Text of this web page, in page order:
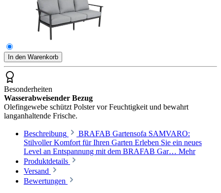
In den Warenkorb
Besonderheiten
Wasserabweisender Bezug
Olefingewebe schützt Polster vor Feuchtigkeit und bewahrt
langanhaltende Frische.
Beschreibung
BRAFAB Gartensofa SAMVARO:
Stilvoller Komfort für Ihren Garten Erleben Sie ein neues
Level an Entspannung mit dem BRAFAB Gar… Mehr
Produktdetails
Versand
Bewertungen